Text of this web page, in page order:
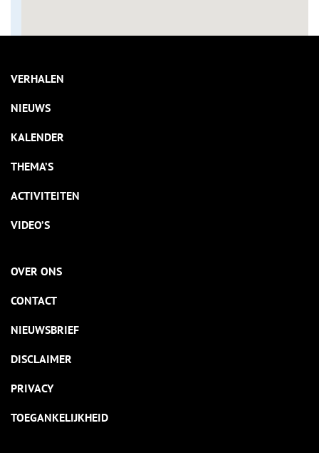
VERHALEN
NIEUWS
KALENDER
THEMA’S
ACTIVITEITEN
VIDEO’S
OVER ONS
CONTACT
NIEUWSBRIEF
DISCLAIMER
PRIVACY
TOEGANKELIJKHEID